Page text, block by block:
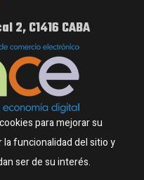
2, C1416 CABA
para mejorar su
funcionalidad del sitio y
ser de su interés.